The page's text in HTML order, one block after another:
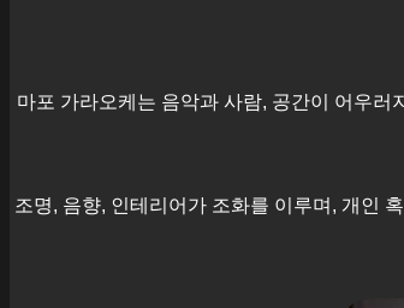
마포 가라오케는 음악과 사람, 공간이 어우러
조명, 음향, 인테리어가 조화를 이루며, 개인